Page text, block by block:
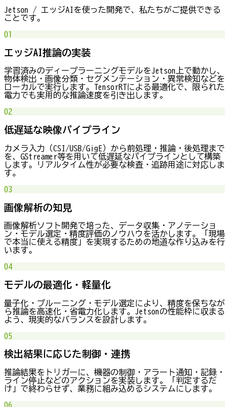
Jetson / エッジAIを使った開発で、私たちがご提供できる
ことです。
01
エッジAI推論の実装
学習済みのディープラーニングモデルをJetson上で動かし、
物体検出・画像分類・セグメンテーション・異常検知などを
ローカルで実行します。TensorRTによる最適化で、限られた
電力でも実用的な推論速度を引き出します。
02
低遅延な映像パイプライン
カメラ入力（CSI/USB/GigE）から前処理・推論・後処理まで
を、GStreamer等を用いて低遅延なパイプラインとして構築
します。リアルタイム性が必要な検査・追跡用途に対応しま
す。
03
画像解析の知見
画像解析ソフト開発で培った、データ収集・アノテーショ
ン・モデル選定・精度評価のノウハウを活かします。「現場
で本当に使える精度」を実現するための地道な作り込みを行
います。
04
モデルの最適化・軽量化
量子化・プルーニング・モデル選定により、精度を保ちなが
ら推論を高速化・省電力化します。Jetsonの性能枠に収まる
よう、現実的なバランスを設計します。
05
検出結果に応じた制御・連携
推論結果をトリガーに、機器の制御・アラート通知・記録・
ライン停止などのアクションを実装します。「判定するだ
け」で終わらせず、業務に組み込めるシステムにします。
06